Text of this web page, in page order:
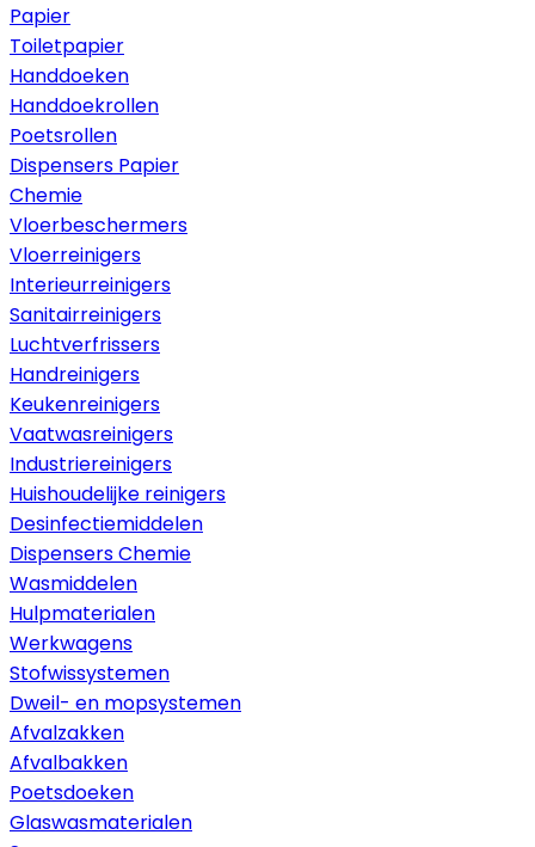
Papier
Toiletpapier
Handdoeken
Handdoekrollen
Poetsrollen
Dispensers Papier
Chemie
Vloerbeschermers
Vloerreinigers
Interieurreinigers
Sanitairreinigers
Luchtverfrissers
Handreinigers
Keukenreinigers
Vaatwasreinigers
Industriereinigers
Huishoudelijke reinigers
Desinfectiemiddelen
Dispensers Chemie
Wasmiddelen
Hulpmaterialen
Werkwagens
Stofwissystemen
Dweil- en mopsystemen
Afvalzakken
Afvalbakken
Poetsdoeken
Glaswasmaterialen